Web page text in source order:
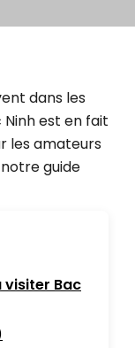
dans les
Ninh est en fait
les amateurs
guide
visiter Bac